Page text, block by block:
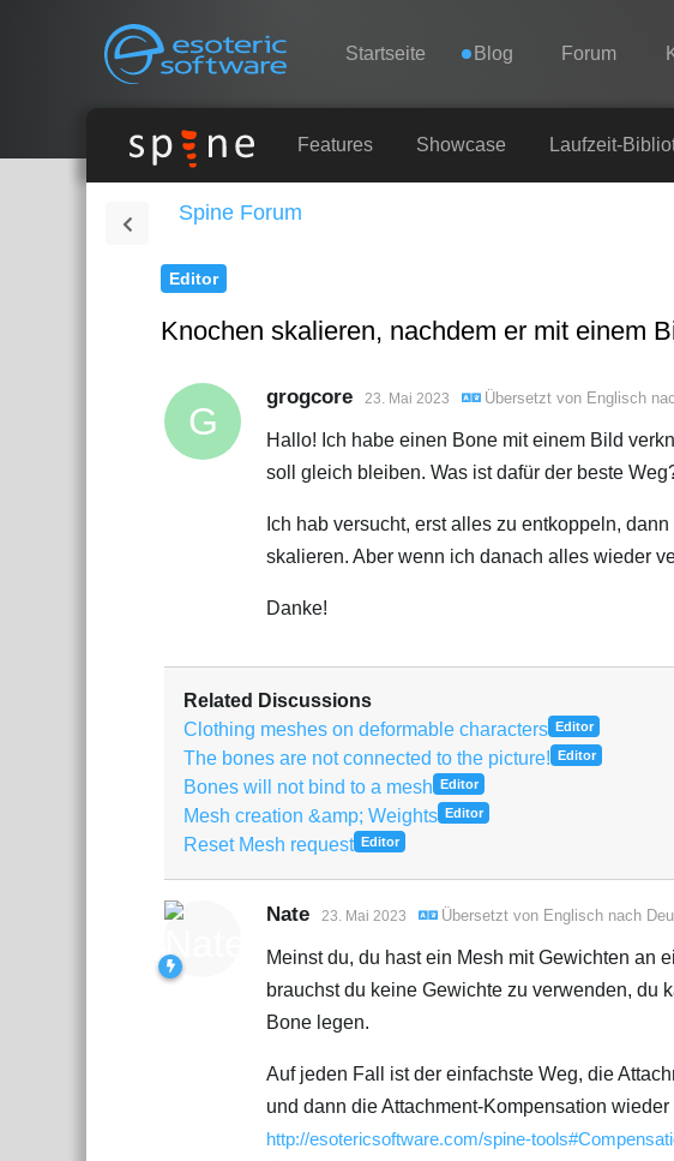
Esoteric Software
Navigation Startseite Blog Forum
STARTSEITE Features Showcase Laufzeit-
Spine Forum
Editor
Knochen skalieren, nachdem er mit einem
G
grogcore 23. Mai 2023 Übersetzt von Englisch
Hallo! Ich habe einen Bone mit einem Bild
soll gleich bleiben. Was ist dafür der beste
Ich hab versucht, erst alles zu entkoppeln,
skalieren. Aber wenn ich danach alles wieder
Danke!
Related Discussions
Clothing meshes on deformable characters Editor
The bones are not connected to the picture! Editor
Bones will not bind to a mesh Editor
Mesh creation &amp; Weights Editor
Reset Mesh request Editor
Nate 23. Mai 2023 Übersetzt von Englisch nach
Meinst du, du hast ein Mesh mit Gewichten an
brauchst du keine Gewichte zu verwenden, du
Bone legen.
Auf jeden Fall ist der einfachste Weg, die
und dann die Attachment-Kompensation
http://esotericsoftware.com/spine-